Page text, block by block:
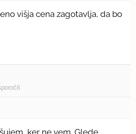
višja cena zagotavlja, da bo